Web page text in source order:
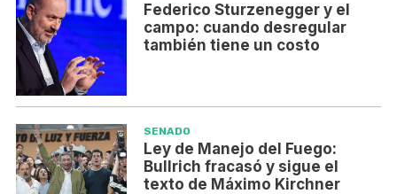
Federico Sturzenegger y el
campo: cuando desregular
también tiene un costo
SENADO
Ley de Manejo del Fuego:
Bullrich fracasó y sigue el
texto de Máximo Kirchner